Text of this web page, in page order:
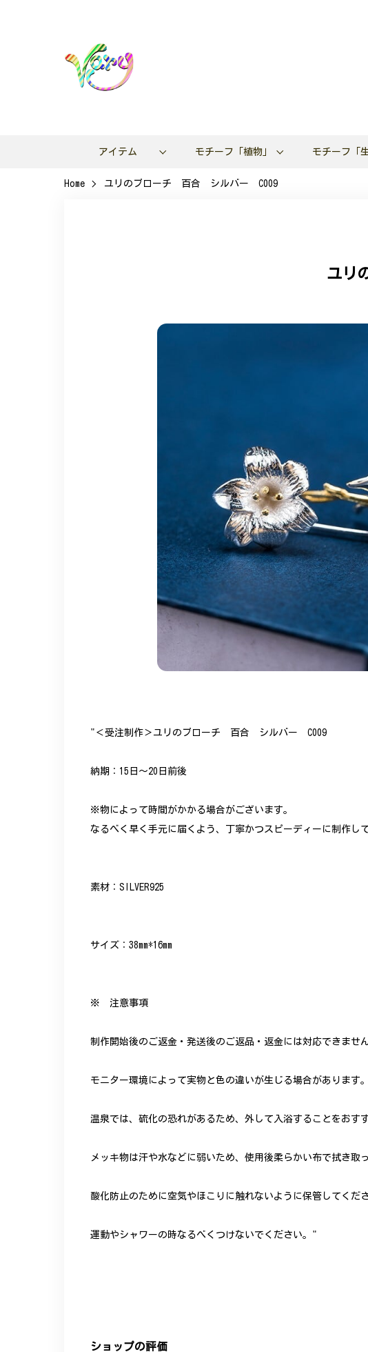
アイテム モチーフ「植物」 モチーフ「
Home ユリのブローチ 百合 シルバー C009
ユリ
"＜受注制作＞ユリのブローチ 百合 シルバー C009
納期：15日～20日前後
※物によって時間がかかる場合がございます。
なるべく早く手元に届くよう、丁寧かつスピーディーに制作して
素材：SILVER925
サイズ：38mm*16mm
※ 注意事項
制作開始後のご返金・発送後のご返品・返金には対応できません
モニター環境によって実物と色の違いが生じる場合があります。
温泉では、硫化の恐れがあるため、外して入浴することをおす
メッキ物は汗や水などに弱いため、使用後柔らかい布で拭き取
酸化防止のために空気やほこりに触れないように保管してくださ
運動やシャワーの時なるべくつけないでください。"
ショップの評価